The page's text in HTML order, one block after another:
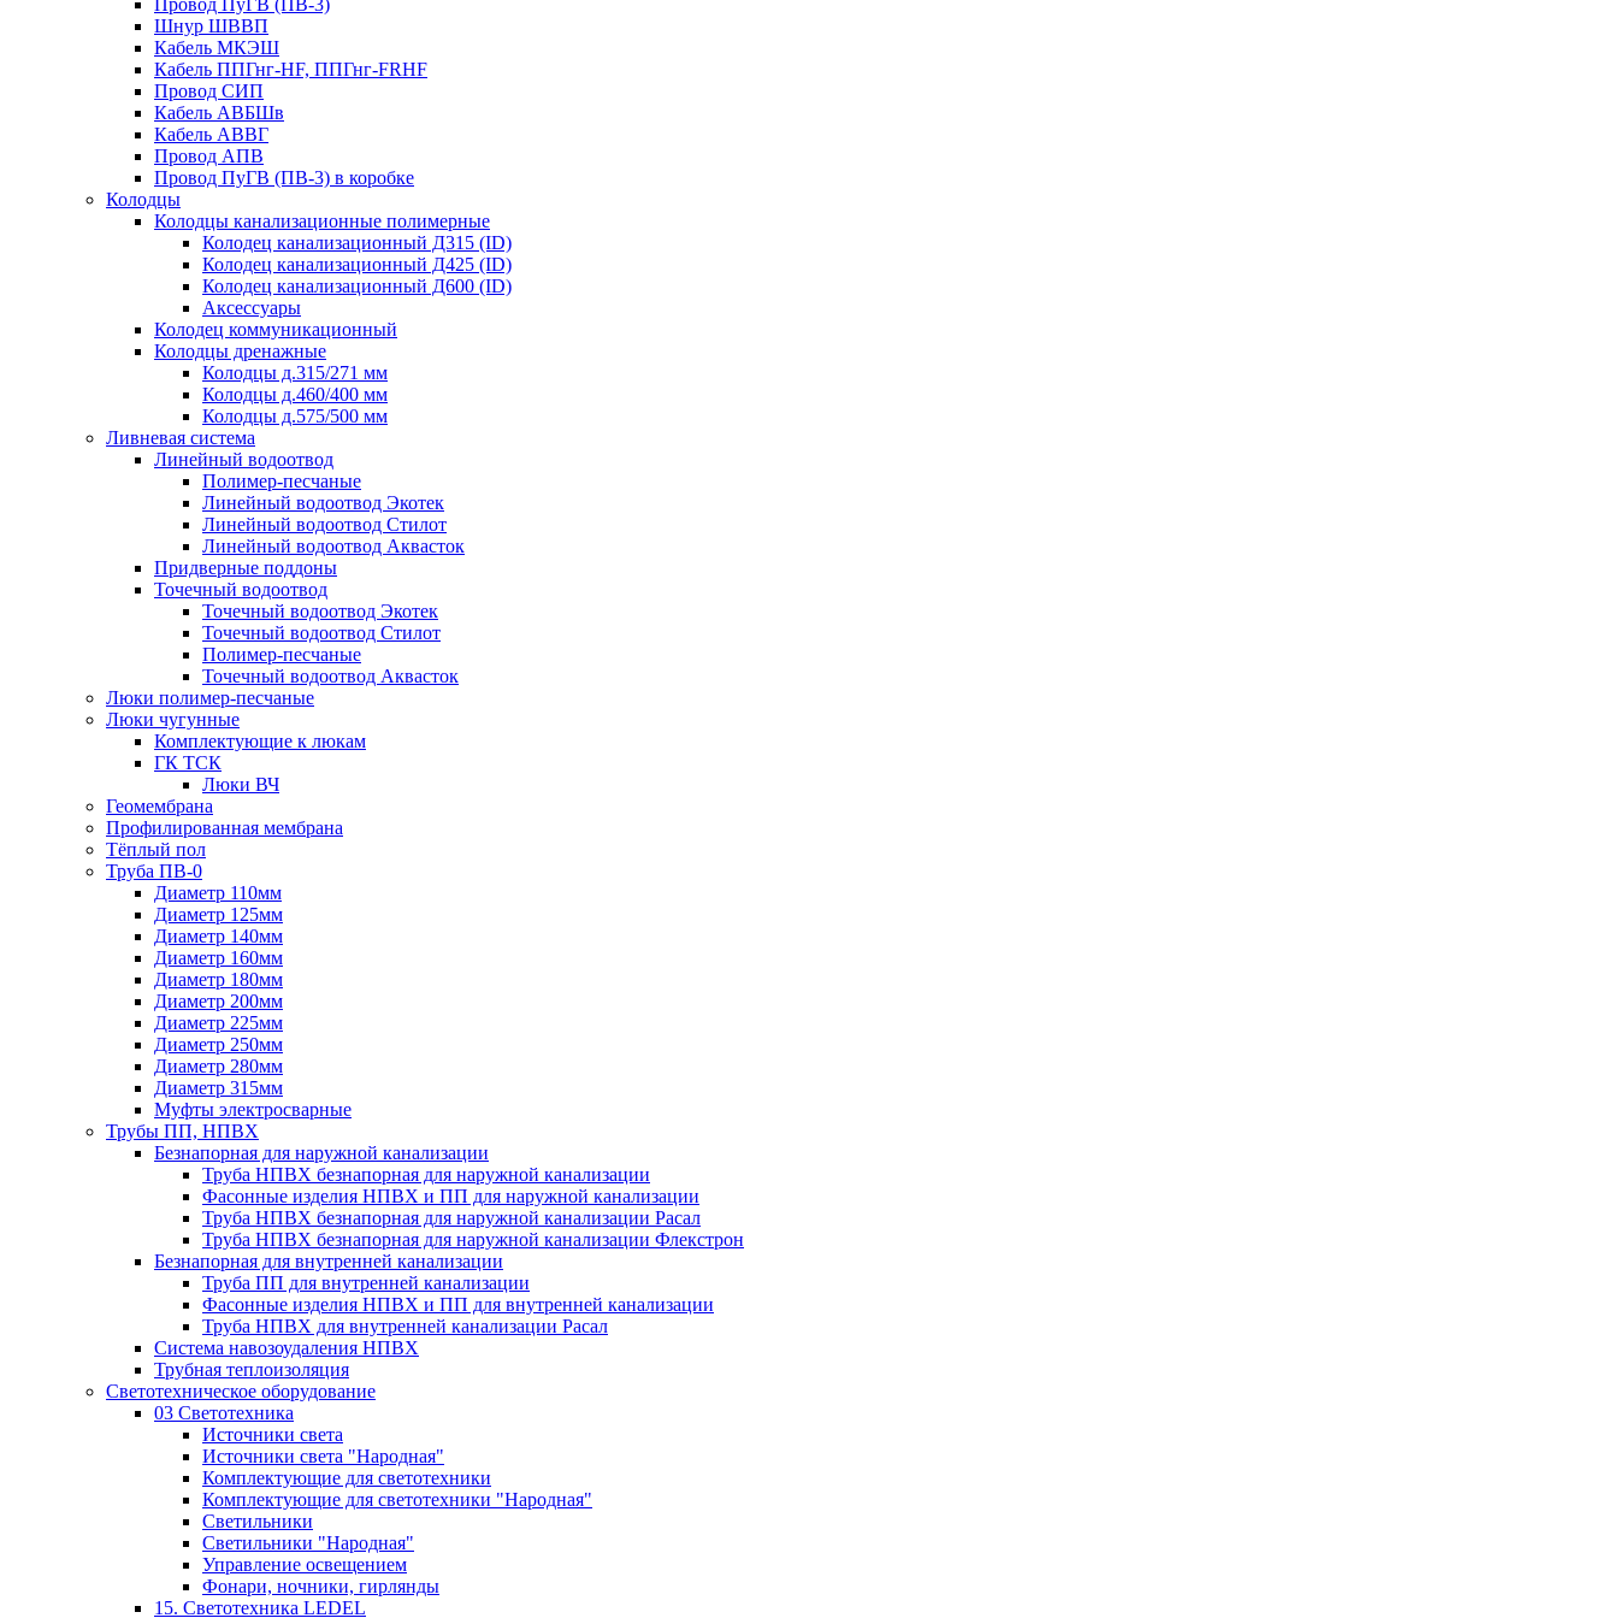
Шнур ШВВП
Кабель МКЭШ
Кабель ППГнг-HF, ППГнг-FRHF
Провод СИП
Кабель АВБШв
Кабель АВВГ
Провод АПВ
Провод ПуГВ (ПВ-3) в коробке
Колодцы
Колодцы канализационные полимерные
Колодец канализационный Д315 (ID)
Колодец канализационный Д425 (ID)
Колодец канализационный Д600 (ID)
Аксессуары
Колодец коммуникационный
Колодцы дренажные
Колодцы д.315/271 мм
Колодцы д.460/400 мм
Колодцы д.575/500 мм
Ливневая система
Линейный водоотвод
Полимер-песчаные
Линейный водоотвод Экотек
Линейный водоотвод Стилот
Линейный водоотвод Аквасток
Придверные поддоны
Точечный водоотвод
Точечный водоотвод Экотек
Точечный водоотвод Стилот
Полимер-песчаные
Точечный водоотвод Аквасток
Люки полимер-песчаные
Люки чугунные
Комплектующие к люкам
ГК ТСК
Люки ВЧ
Геомембрана
Профилированная мембрана
Тёплый пол
Труба ПВ-0
Диаметр 110мм
Диаметр 125мм
Диаметр 140мм
Диаметр 160мм
Диаметр 180мм
Диаметр 200мм
Диаметр 225мм
Диаметр 250мм
Диаметр 280мм
Диаметр 315мм
Муфты электросварные
Трубы ПП, НПВХ
Безнапорная для наружной канализации
Труба НПВХ безнапорная для наружной канализации
Фасонные изделия НПВХ и ПП для наружной канализации
Труба НПВХ безнапорная для наружной канализации Расал
Труба НПВХ безнапорная для наружной канализации Флекстрон
Безнапорная для внутренней канализации
Труба ПП для внутренней канализации
Фасонные изделия НПВХ и ПП для внутренней канализации
Труба НПВХ для внутренней канализации Расал
Система навозоудаления НПВХ
Трубная теплоизоляция
Светотехническое оборудование
03 Светотехника
Источники света
Источники света "Народная"
Комплектующие для светотехники
Комплектующие для светотехники "Народная"
Светильники
Светильники "Народная"
Управление освещением
Фонари, ночники, гирлянды
15. Светотехника LEDEL